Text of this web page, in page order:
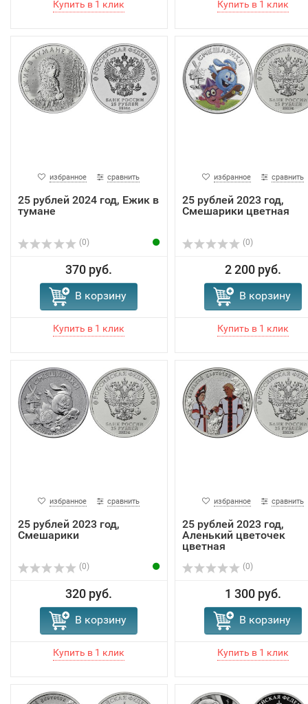
избранное сравнить
25 рублей 2024 год, Ежик в
тумане
(0)
370 руб.
В корзину
избранное сравнить
25 рублей 2023 год,
Смешарики цветная
(0)
2 200 руб.
В корзину
избранное сравнить
25 рублей 2023 год,
Смешарики
(0)
320 руб.
В корзину
избранное сравнить
25 рублей 2023 год,
Аленький цветочек
цветная
(0)
1 300 руб.
В корзину